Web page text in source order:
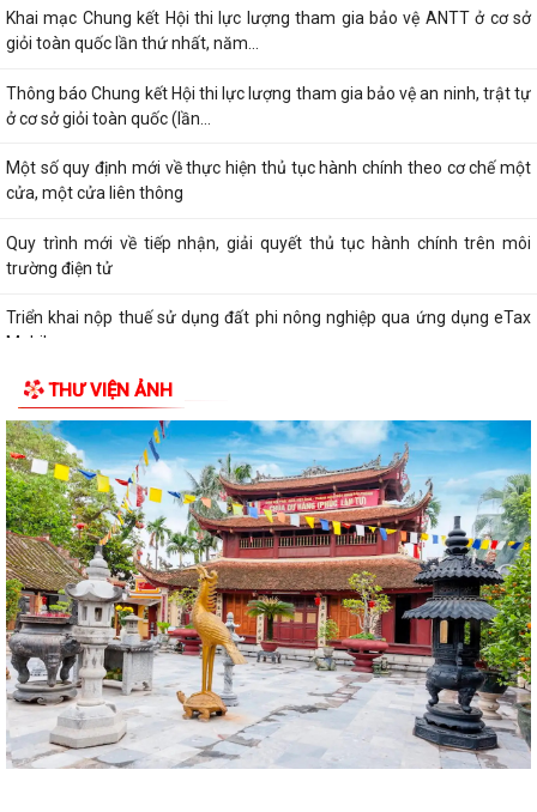
Khai mạc Chung kết Hội thi lực lượng tham gia bảo vệ ANTT ở cơ sở
giỏi toàn quốc lần thứ nhất, năm...
Thông báo Chung kết Hội thi lực lượng tham gia bảo vệ an ninh, trật tự
ở cơ sở giỏi toàn quốc (lần...
Một số quy định mới về thực hiện thủ tục hành chính theo cơ chế một
cửa, một cửa liên thông
Quy trình mới về tiếp nhận, giải quyết thủ tục hành chính trên môi
trường điện tử
Triển khai nộp thuế sử dụng đất phi nông nghiệp qua ứng dụng eTax
Mobile
Hướng dẫn cài đặt và sử dụng, nộp thuế qua dụng ứng dụng eTax
Mobile
HẢI PHÒNG THU PHÍ 0 ĐỒNG ĐỐI VỚI 4 LỆ PHÍ VÀ 7 LOẠI PHÍ KHI THỰC
HIỆN THỦ TỤC HÀNH CHÍNH TRỰC TUYẾN
Thông báo về việc niêm yết công khai kết quả triển khai Nghị quyết
04/2026/NQ-HĐND ngày 20/4/2026...
THÔNG BÁO CỦA TRẠM Y TẾ PHƯỜNG KINH MÔN Về việc lập danh
sách những phụ nữ sinh con thứ hai trước...
PHƯỜNG KINH MÔN TUYÊN TRUYỀN, HƯỚNG DẪN NGƯỜI DÂN
CHUYỂN ĐỔI THIẾT BỊ, SIM 4G/5G TRƯỚC KHI NGỪNG...
PHƯỜNG KINH MÔN TRIỂN KHAI KẾ HOẠCH THU THUẾ SỬ DỤNG ĐẤT
THƯ VIỆN ẢNH